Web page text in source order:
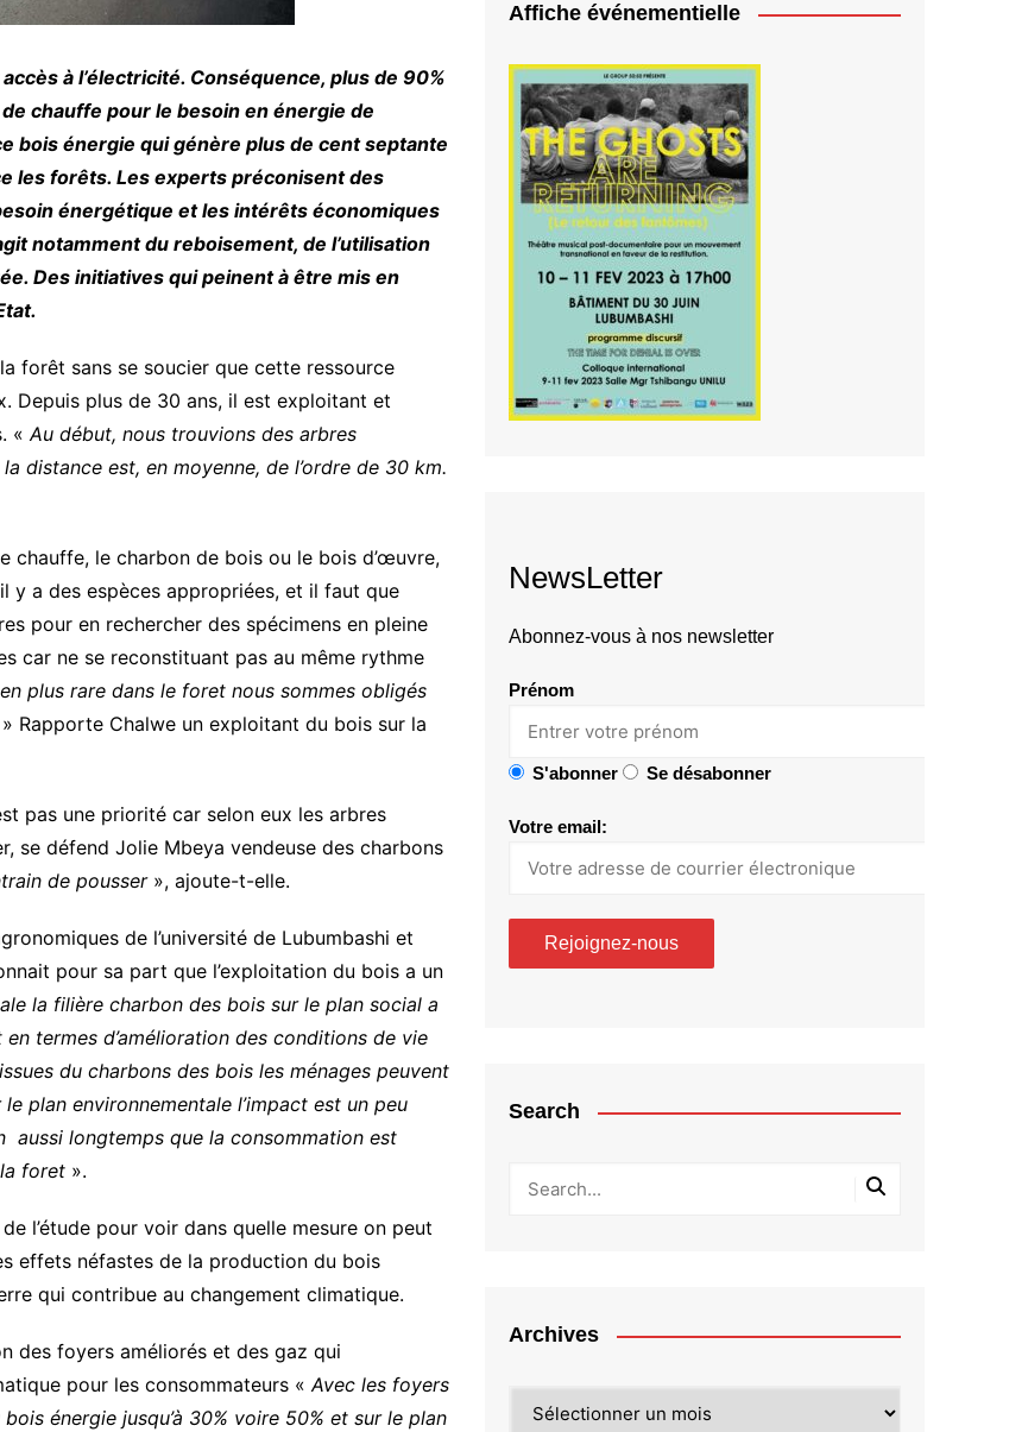
à l’électricité. Conséquence, plus de 90%
chauffe pour le besoin en énergie de
bois énergie qui génère plus de cent septante
les forêts. Les experts préconisent des
énergétique et les intérêts économiques
notamment du reboisement, de l’utilisation
Des initiatives qui peinent à être mis en
forêt sans se soucier que cette ressource
Depuis plus de 30 ans, il est exploitant et
«Au début, nous trouvions des arbres
distance est, en moyenne, de l’ordre de 30 km.
chauffe, le charbon de bois ou le bois d’œuvre,
y a des espèces appropriées, et il faut que
pour en rechercher des spécimens en pleine
car ne se reconstituant pas au même rythme
plus rare dans le foret nous sommes obligés
» Rapporte Chalwe un exploitant du bois sur la
pas une priorité car selon eux les arbres
se défend Jolie Mbeya vendeuse des charbons
de pousser», ajoute-t-elle.
de l’université de Lubumbashi et
pour sa part que l’exploitation du bois a un
la filière charbon des bois sur le plan social a
termes d’amélioration des conditions de vie
du charbons des bois les ménages peuvent
plan environnementale l’impact est un peu
longtemps que la consommation est
foret ».
l’étude pour voir dans quelle mesure on peut
effets néfastes de la production du bois
qui contribue au changement climatique.
des foyers améliorés et des gaz qui
pour les consommateurs «Avec les foyers
énergie jusqu’à 30% voire 50% et sur le plan
Affiche événementielle
NewsLetter
Abonnez-vous à nos newsletter
Prénom
S'abonner Se désabonner
Votre email:
Search
Archives